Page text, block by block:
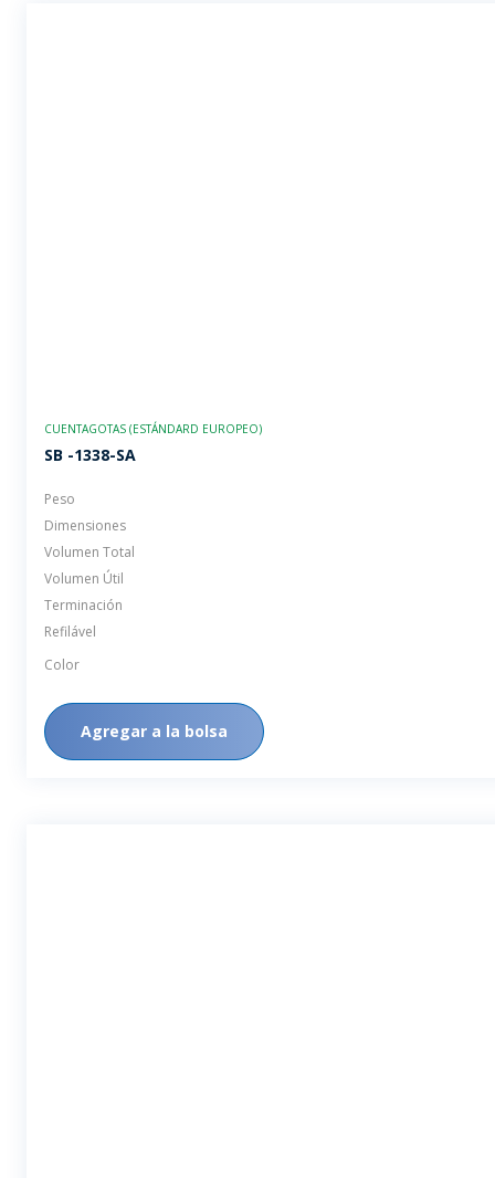
CUENTAGOTAS (ESTÁNDARD EUROPEO)
SB -1338-SA
Peso
Dimensiones
Volumen Total
Volumen Útil
Terminación
Refilável
Color
Agregar a la bolsa